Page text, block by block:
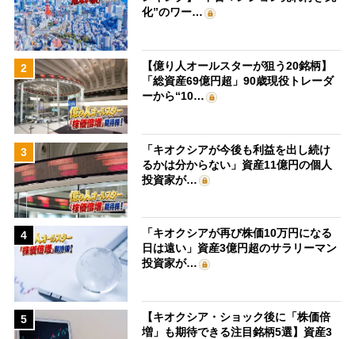
化”のワー…
2
【億り人オールスターが狙う20銘柄】
「総資産69億円超」90歳現役トレーダ
ーから“10…
3
「キオクシアが今後も利益を出し続け
るかは分からない」資産11億円の個人
投資家が…
4
「キオクシアが再び株価10万円になる
日は遠い」資産3億円超のサラリーマン
投資家が…
5
【キオクシア・ショック後に「株価倍
増」も期待できる注目銘柄5選】資産3